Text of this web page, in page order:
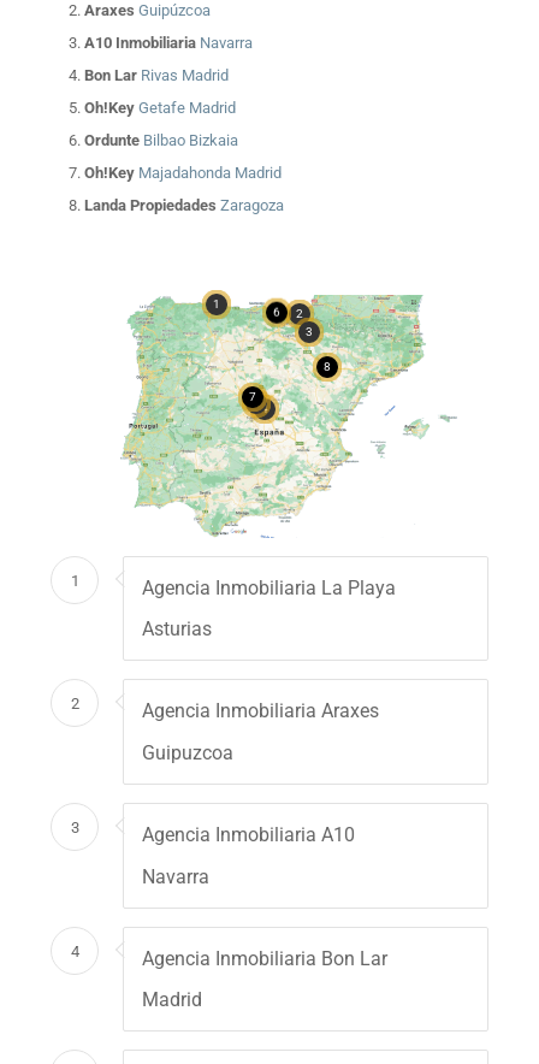
AraxesGuipúzcoa
A10 Inmobiliaria Navarra
Bon Lar Rivas Madrid
Oh!KeyGetafe Madrid
Ordunte Bilbao Bizkaia
Oh!Key Majadahonda Madrid
Landa Propiedades Zaragoza
1
2
3
4
5
6
7
8
1
Agencia Inmobiliaria La Playa
Asturias
2
Agencia Inmobiliaria Araxes
Guipuzcoa
3
Agencia Inmobiliaria A10
Navarra
4
Agencia Inmobiliaria Bon Lar
Madrid